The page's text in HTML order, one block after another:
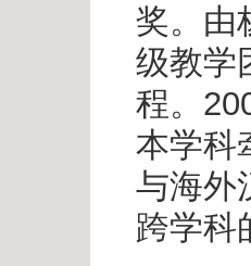
奖。由
级教学
程。
本学科
与海外
跨学科